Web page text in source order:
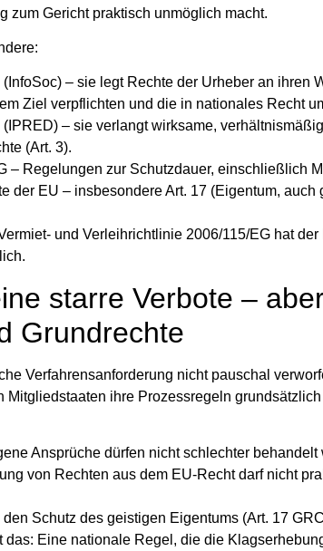
zum Gericht praktisch unmöglich macht.
– sie legt Rechte der Urheber an ihren
Ziel verpflichten und die in nationales Recht
(IPRED) – sie verlangt wirksame,
(Art. 3).
– Regelungen zur Schutzdauer, einschließlich
der EU – insbesondere Art. 17 (Eigentum,
und Verleihrichtlinie 2006/115/EG hat
starre Verbote –
Grundrechte
Verfahrensanforderung nicht pauschal
Mitgliedstaaten ihre Prozessregeln
Ansprüche dürfen nicht schlechter
von Rechten aus dem EU‑Recht darf nicht
Schutz des geistigen Eigentums (Art. 17
das: Eine nationale Regel, die die